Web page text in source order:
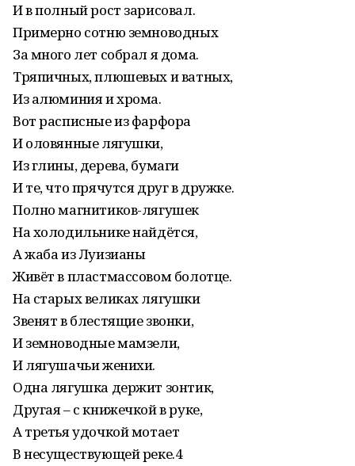
И в полный рост зарисовал.
Примерно сотню земноводных
За много лет собрал я дома.
Тряпичных, плюшевых и ватных,
Из алюминия и хрома.
Вот расписные из фарфора
И оловянные лягушки,
Из глины, дерева, бумаги
И те, что прячутся друг в дружке.
Полно магнитиков-лягушек
На холодильнике найдётся,
А жаба из Луизианы
Живёт в пластмассовом болотце.
На старых великах лягушки
Звенят в блестящие звонки,
И земноводные мамзели,
И лягушачьи женихи.
Одна лягушка держит зонтик,
Другая – с книжечкой в руке,
А третья удочкой мотает
В несуществующей реке.4